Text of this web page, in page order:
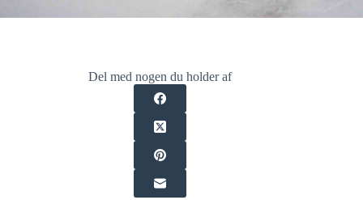
Del med nogen du holder af